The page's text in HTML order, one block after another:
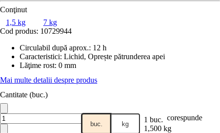
Conţinut
1,5 kg
7 kg
Cod produs: 10729944
Circulabil după aprox.: 12 h
Caracteristici: Lichid, Oprește pătrunderea apei
Lăţime rost: 0 mm
Mai multe detalii despre produs
Cantitate (buc.)
buc. kg 1 buc. corespunde
1,500 kg